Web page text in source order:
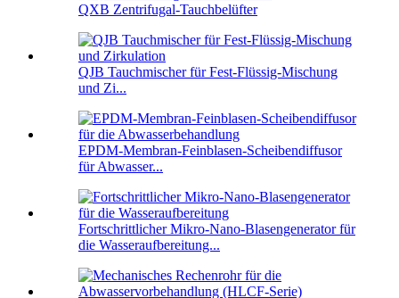
QXB Zentrifugal-Tauchbelüfter
QJB Tauchmischer für Fest-Flüssig-Mischung
und Zi...
EPDM-Membran-Feinblasen-Scheibendiffusor
für Abwasser...
Fortschrittlicher Mikro-Nano-Blasengenerator für
die Wasseraufbereitung...